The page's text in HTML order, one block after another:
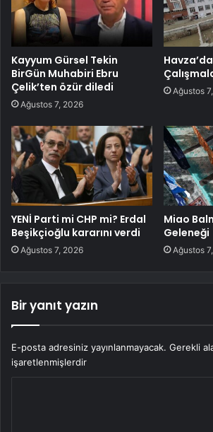
Kayyum Gürsel Tekin
BirGün Muhabiri Ebru
Çelik’ten özür diledi
Ağustos 7, 2026
Havza’da
Ağustos
YENİ Parti mi CHP mi? Erdal
Beşikçioğlu kararını verdi
Ağustos 7, 2026
Miao
Geleneği
Ağustos
Bir yanıt yazın
E-posta adresiniz yayınlanmayacak. Gerekli
işaretlenmişlerdir